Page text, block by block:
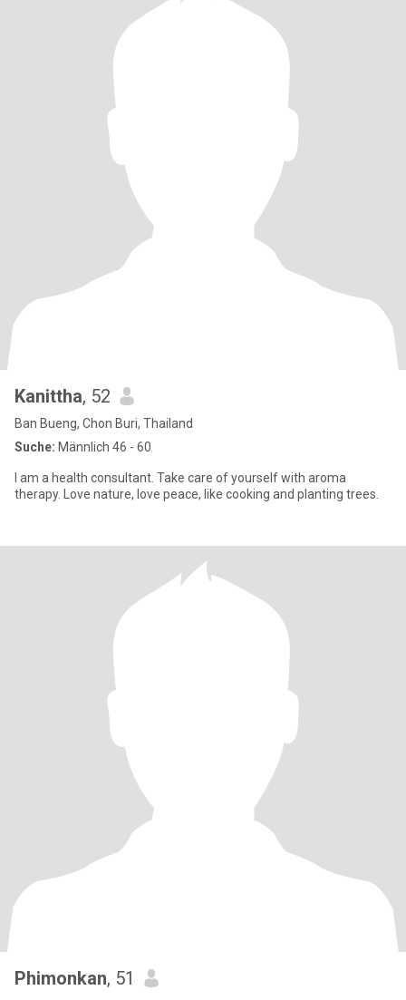
Kanittha, 52
Ban Bueng, Chon Buri, Thailand
Suche: Männlich 46 - 60
I am a health consultant. Take care of yourself with aroma
therapy. Love nature, love peace, like cooking and planting trees.
Phimonkan, 51